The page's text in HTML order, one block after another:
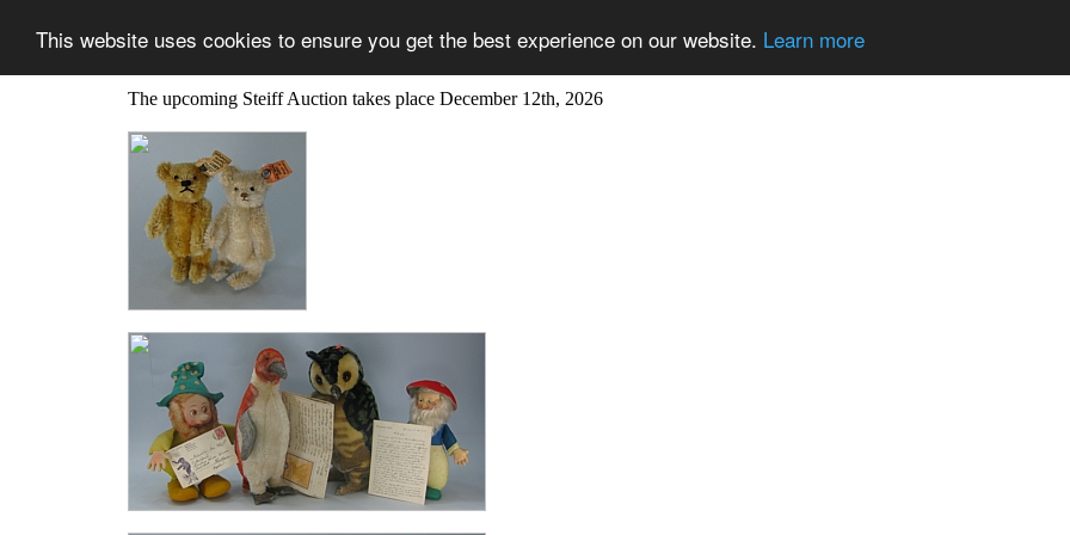
This website uses cookies to ensure you get the best experience on our website. Learn more
The upcoming Steiff Auction takes place December 12th, 2026